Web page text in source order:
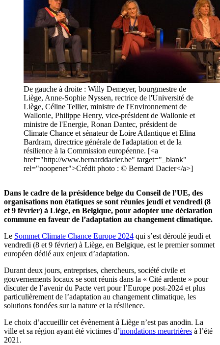
De gauche à droite : Willy Demeyer, bourgmestre de
Liège, Anne-Sophie Nyssen, rectrice de l'Université de
Liège, Céline Tellier, ministre de l'Environnement de
Wallonie, Philippe Henry, vice-président de Wallonie et
ministre de l'Energie, Ronan Dantec, président de
Climate Chance et sénateur de Loire Atlantique et Elina
Bardram, directrice générale de l'adaptation et de la
résilience à la Commission européenne. [<a
href="http://www.bernarddacier.be" target="_blank"
rel="noopener">Crédit photo : © Bernard Dacier</a>]
Dans le cadre de la présidence belge du Conseil de l’UE, des
organisations non étatiques se sont réunies jeudi et vendredi (8
et 9 février) à Liège, en Belgique, pour adopter une déclaration
commune en faveur de l’adaptation au changement climatique.
Le Sommet Climate Chance Europe 2024 qui s’est déroulé jeudi et
vendredi (8 et 9 février) à Liège, en Belgique, est le premier sommet
européen dédié aux enjeux d’adaptation.
Durant deux jours, entreprises, chercheurs, société civile et
gouvernements locaux se sont réunis dans la « Cité ardente » pour
discuter de l’avenir du Pacte vert pour l’Europe post-2024 et plus
particulièrement de l’adaptation au changement climatique, les
solutions fondées sur la nature et la résilience.
Le choix d’accueillir cet évènement à Liège n’est pas anodin. La
ville et sa région ayant été victimes d’inondations meurtrières à l’été
2021.